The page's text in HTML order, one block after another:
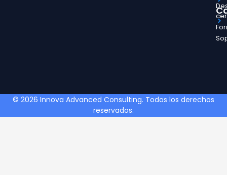
© 2026 Innova Advanced Consulting. Todos los derechos
reservados.